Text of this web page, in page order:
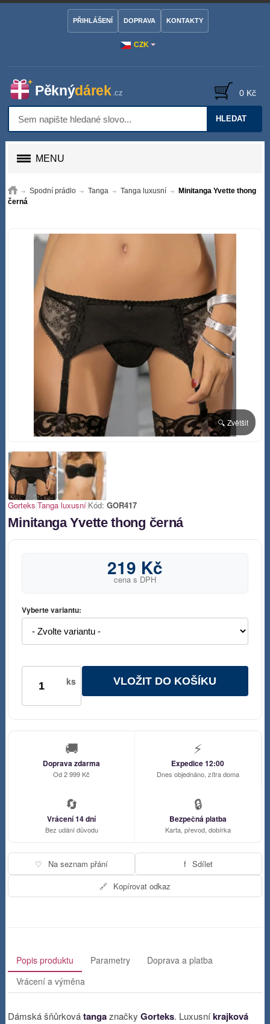
CZK
PŘIHLÁŠENÍ DOPRAVA KONTAKTY
HLEDAT
0 Kč
MENU
Spodní prádlo Tanga Tanga luxusní
Minitanga Yvette thong
černá
🔍 Zvětšit
Gorteks|Tanga luxusní|Kód:GOR417
Minitanga Yvette thong černá
219 Kč
cena s DPH
Vyberte variantu:
ks VLOŽIT DO KOŠÍKU
🚚
Doprava zdarma
Od 2 999 Kč
⚡
Expedice 12:00
Dnes objednáno, zítra doma
🔄
Vrácení 14 dní
Bez udání důvodu
🔒
Bezpečná platba
Karta, převod, dobírka
♡ Na seznam přání f Sdílet
🔗 Kopírovat odkaz
Popis produktu Parametry
Doprava a platba
Vrácení a výměna
Dámská šňůrkovátangaznačkyGorteks. Luxusníkrajková